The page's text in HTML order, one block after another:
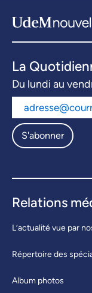
La
Du lundi au
S'abonner
Relations
L’actualité vue par
Répertoire des
Album photos